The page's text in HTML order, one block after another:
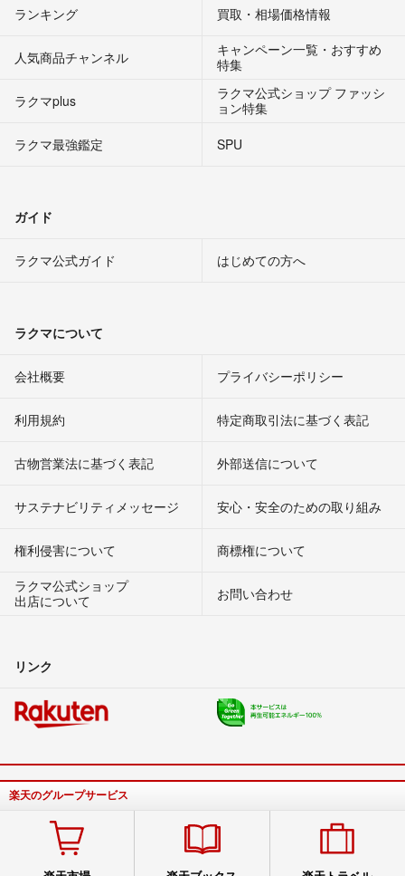
ランキング 買取・相場価格情報
人気商品チャンネル
キャンペーン一覧・おすすめ
特集
ラクマplus
ラクマ公式ショップ ファッシ
ョン特集
ラクマ最強鑑定
SPU
ガイド
ラクマ公式ガイド はじめての方へ
ラクマについて
会社概要 プライバシーポリシー
利用規約 特定商取引法に基づく表記
古物営業法に基づく表記 外部送信について
サステナビリティメッセージ 安心・安全のための取り組み
権利侵害について
商標権について
ラクマ公式ショップ
出店について
お問い合わせ
リンク
楽天のグループサービス